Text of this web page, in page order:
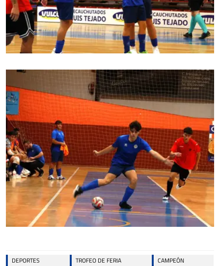
DEPORTES TROFEO DE FERIA
CAMPEÓN